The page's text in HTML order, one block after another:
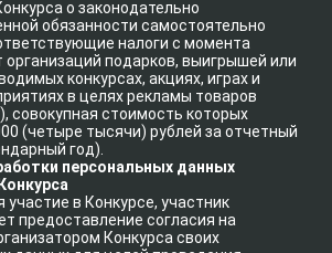
о законодательно
обязанности самостоятельно
налоги с момента
организаций подарков, выигрышей или
конкурсах, акциях, играх и
в целях рекламы товаров
совокупная стоимость которых
(четыре тысячи) рублей за отчетный
год).
персональных данных
участие в Конкурсе, участник
предоставление согласия на
Конкурса своих